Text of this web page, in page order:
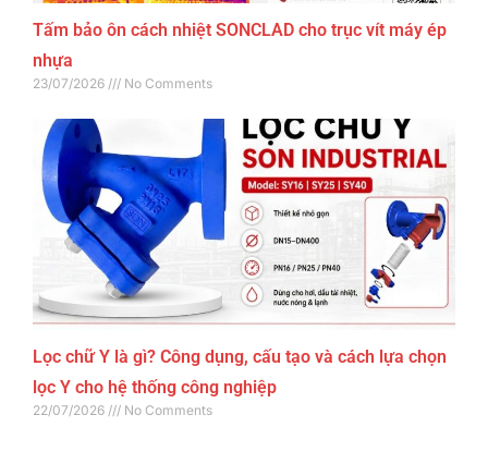
Tấm bảo ôn cách nhiệt SONCLAD cho trục vít máy ép
nhựa
23/07/2026 No Comments
Lọc chữ Y là gì? Công dụng, cấu tạo và cách lựa chọn
lọc Y cho hệ thống công nghiệp
22/07/2026 No Comments